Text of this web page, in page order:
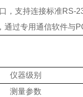
，支持连接标准RS-
通过专用通信软件与
仪器级别
测量参数